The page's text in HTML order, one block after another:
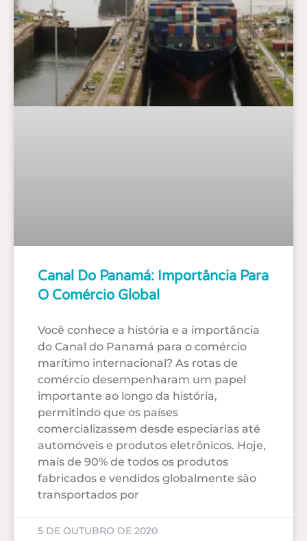
Canal Do Panamá: Importância Para
O Comércio Global
Você conhece a história e a importância
do Canal do Panamá para o comércio
marítimo internacional? As rotas de
comércio desempenharam um papel
importante ao longo da história,
permitindo que os países
comercializassem desde especiarias até
automóveis e produtos eletrônicos. Hoje,
mais de 90% de todos os produtos
fabricados e vendidos globalmente são
transportados por
5 DE OUTUBRO DE 2020